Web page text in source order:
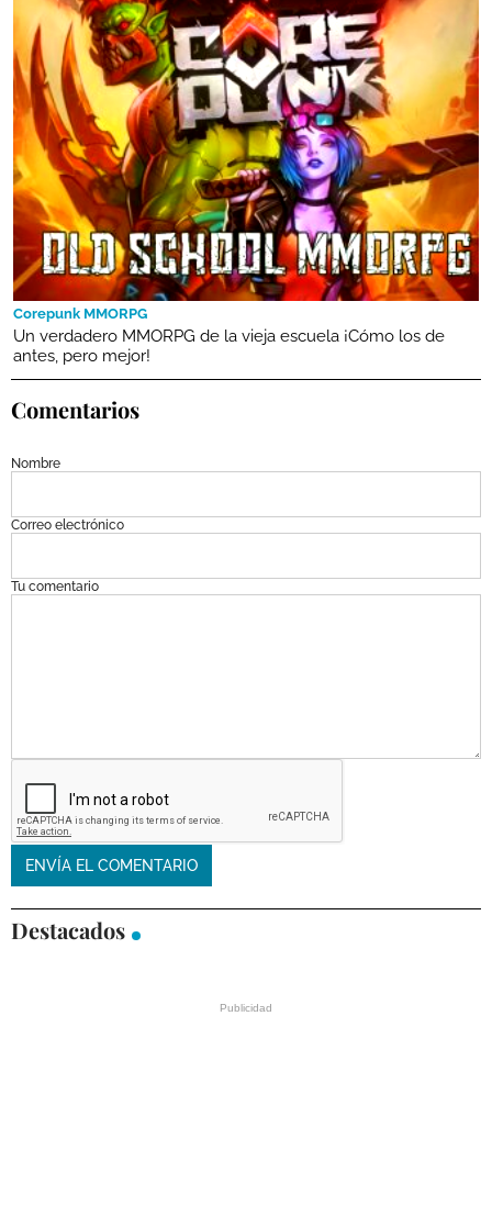
Corepunk MMORPG
Un verdadero MMORPG de la vieja escuela ¡Cómo los de
antes, pero mejor!
Comentarios
Nombre
Correo electrónico
Tu comentario
Destacados